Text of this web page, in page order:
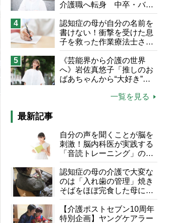
介護職へ転身 中卒・バイ
ト経験ゼロの彼女が見つけ
た“居場所”「社会の役に立
ちながら自分らしくいられ
る」
4
認知症の母が自分の名前を
書けない！衝撃を受けた息
子を救った作業療法士さん
の言葉
5
《芸能界から介護の世界
へ》岩佐真悠子「推しのお
ばあちゃんから“大好き”を
飛ぶ“やりがい”、介護の現
一覧を見る
最新記事
自分の声を聞くことが脳を
刺激！脳内科医が実践する
「音読トレーニング」の極
意
認知症の母の介護で大変な
のは「入れ歯の管理」焼き
そばをほぼ完食した母に息
子が血の気が引いた理由
【介護ポストセブン10周年
特別企画】ヤングケアラー